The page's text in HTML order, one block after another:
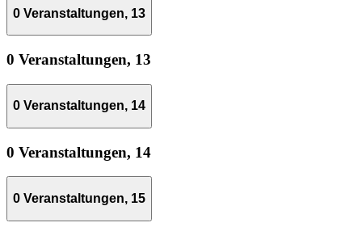
0 Veranstaltungen, 13
0 Veranstaltungen, 13
0 Veranstaltungen, 14
0 Veranstaltungen, 14
0 Veranstaltungen, 15